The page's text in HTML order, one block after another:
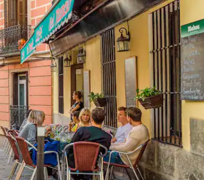
зі стрілками вгору та вниз або жести дотику